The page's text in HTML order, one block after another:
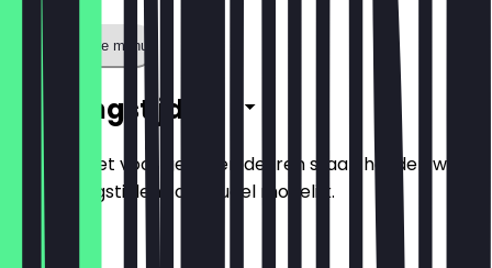
Toon volledige menu
Openingstijden
Zodat je niet voor gesloten deuren staat, houden we
de openingstijden zo actueel mogelijk.